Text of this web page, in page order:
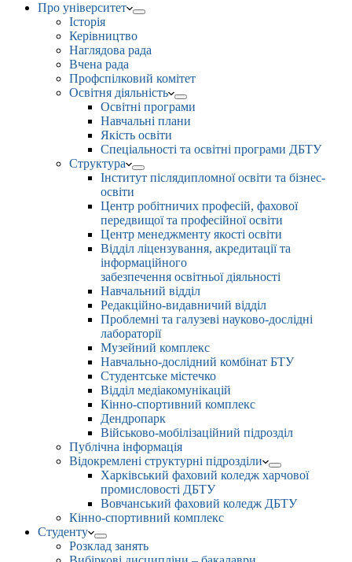
Про університет
Історія
Керівництво
Наглядова рада
Вчена рада
Профспілковий комітет
Освітня діяльність
Освітні програми
Навчальні плани
Якість освіти
Спеціальності та освітні програми ДБТУ
Структура
Інститут післядипломної освіти та бізнес-
освіти
Центр робітничих професій, фахової
передвищої та професійної освіти
Центр менеджменту якості освіти
Відділ ліцензування, акредитації та
інформаційного
забезпечення освітньої діяльності
Навчальний відділ
Редакційно-видавничий відділ
Проблемні та галузеві науково-дослідні
лабораторії
Музейний комплекс
Навчально-дослідний комбінат БТУ
Студентське містечко
Відділ медіакомунікацій
Кінно-спортивний комплекс
Дендропарк
Військово-мобілізаційний підрозділ
Публічна інформація
Відокремлені структурні підрозділи
Харківський фаховий коледж харчової
промисловості ДБТУ
Вовчанський фаховий коледж ДБТУ
Кінно-спортивний комплекс
Студенту
Розклад занять